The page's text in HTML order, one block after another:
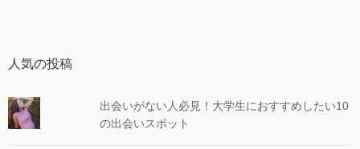
人気の投稿
出会いがない人必見！大学生におすすめしたい10
の出会いスポット